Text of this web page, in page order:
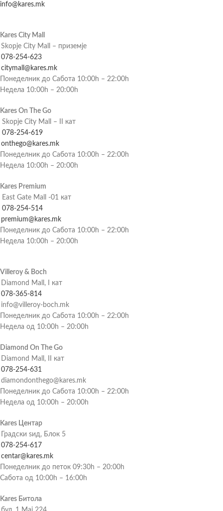
info@kares.mk
Kares City Mall
Skopje City Mall – приземје
078-254-623
citymall@kares.mk
Понеделник до Сабота 10:00h – 22:00h
Недела 10:00h – 20:00h
Kares On The Go
Skopje City Mall – II кат
078-254-619
onthego@kares.mk
Понеделник до Сабота 10:00h – 22:00h
Недела 10:00h – 20:00h
Kares Premium
East Gate Mall -01 кат
078-254-514
premium@kares.mk
Понеделник до Сабота 10:00h – 22:00h
Недела 10:00h – 20:00h
Villeroy & Boch
Diamond Mall, I кат
078-365-814
info@villeroy-boch.mk
Понеделник до Сабота 10:00h – 22:00h
Недела од 10:00h – 20:00h
Diamond On The Go
Diamond Mall, II кат
078-254-631
diamondonthego@kares.mk
Понеделник до Сабота 10:00h – 22:00h
Недела од 10:00h – 20:00h
Kares Центар
Градски ѕид, Блок 5
078-254-617
centar@kares.mk
Понеделник до петок 09:30h – 20:00h
Сабота од 10:00h – 16:00h
Kares Битола